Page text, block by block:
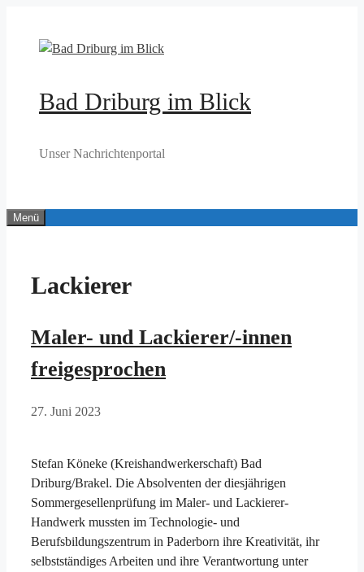
springen
Bad Driburg im Blick
Unser Nachrichtenportal
Menü
Lackierer
Maler- und Lackierer/-innen
freigesprochen
27. Juni 2023
Stefan Köneke (Kreishandwerkerschaft) Bad
Driburg/Brakel. Die Absolventen der diesjährigen
Sommergesellenprüfung im Maler- und Lackierer-
Handwerk mussten im Technologie- und
Berufsbildungszentrum in Paderborn ihre Kreativität, ihr
selbstständiges Arbeiten und ihre Verantwortung unter